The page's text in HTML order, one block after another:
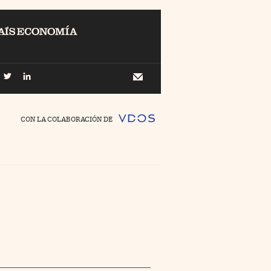
Pyme //foo
CON LA COLABORACIÓN DE